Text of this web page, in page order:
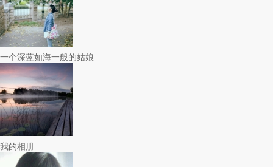
一个深蓝如海一般的姑娘
我的相册